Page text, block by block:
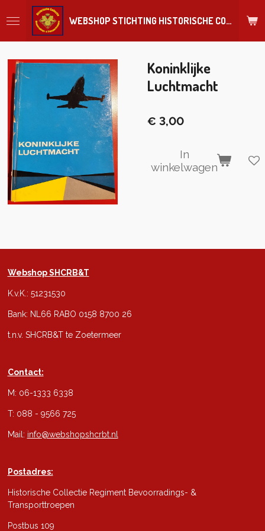
direct
hoofdinhoud
WEBSHOP STICHTING HISTORISCHE COLLECTIE REGIMENT
Koninklijke
Luchtmacht
€ 3,00
In
winkelwagen
Webshop SHCRB&T
K.v.K.: 51231530
Bank: NL66 RABO 0158 8700 26
t.n.v. SHCRB&T te Zoetermeer
Contact:
M: 06-1333 6338
T: 088 - 9566 725
Mail: info@webshopshcrbt.nl
Postadres:
Historische Collectie Regiment Bevoorradings- &
Transporttroepen
Postbus 109